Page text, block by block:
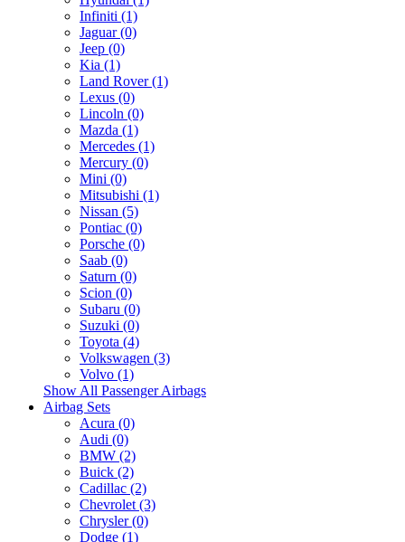
Infiniti (1)
Jaguar (0)
Jeep (0)
Kia (1)
Land Rover (1)
Lexus (0)
Lincoln (0)
Mazda (1)
Mercedes (1)
Mercury (0)
Mini (0)
Mitsubishi (1)
Nissan (5)
Pontiac (0)
Porsche (0)
Saab (0)
Saturn (0)
Scion (0)
Subaru (0)
Suzuki (0)
Toyota (4)
Volkswagen (3)
Volvo (1)
Show All Passenger Airbags
Airbag Sets
Acura (0)
Audi (0)
BMW (2)
Buick (2)
Cadillac (2)
Chevrolet (3)
Chrysler (0)
Dodge (1)